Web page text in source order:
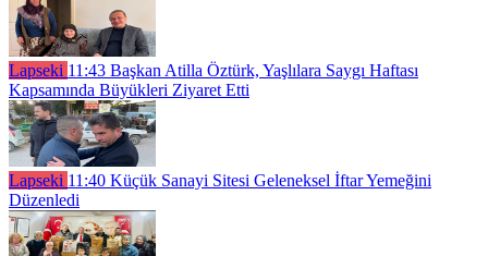
Lapseki 11:43 Başkan Atilla Öztürk, Yaşlılara Saygı Haftası
Kapsamında Büyükleri Ziyaret Etti
Lapseki 11:40 Küçük Sanayi Sitesi Geleneksel İftar Yemeğini
Düzenledi